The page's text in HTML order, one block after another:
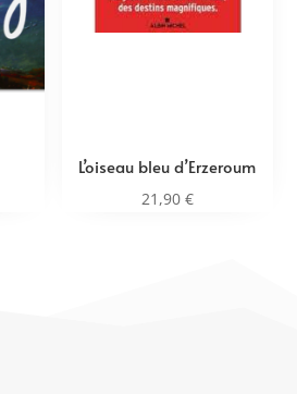
L’oiseau bleu d’Erzeroum
21,90 €